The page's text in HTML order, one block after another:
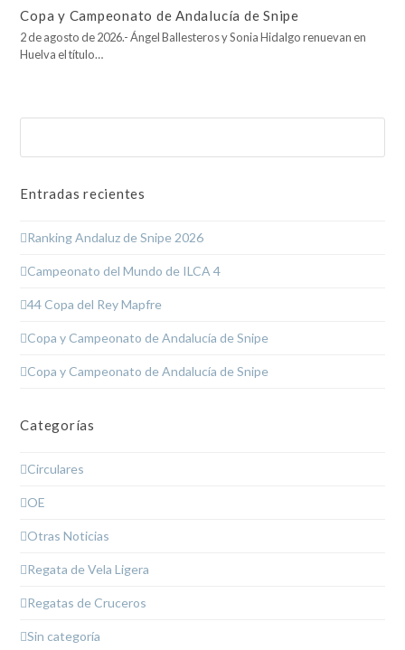
Copa y Campeonato de Andalucía de Snipe
2 de agosto de 2026.- Ángel Ballesteros y Sonia Hidalgo renuevan en
Huelva el título…
Entradas recientes
Ranking Andaluz de Snipe 2026
Campeonato del Mundo de ILCA 4
44 Copa del Rey Mapfre
Copa y Campeonato de Andalucía de Snipe
Copa y Campeonato de Andalucía de Snipe
Categorías
Circulares
OE
Otras Noticias
Regata de Vela Ligera
Regatas de Cruceros
Sin categoría